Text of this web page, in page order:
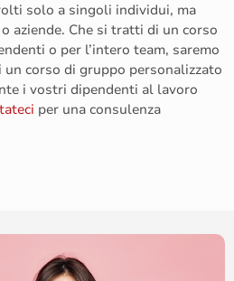
solo a singoli individui, ma
o aziende. Che si tratti di un corso
o per l’intero team, saremo
corso di gruppo personalizzato
i vostri dipendenti al lavoro
per una consulenza